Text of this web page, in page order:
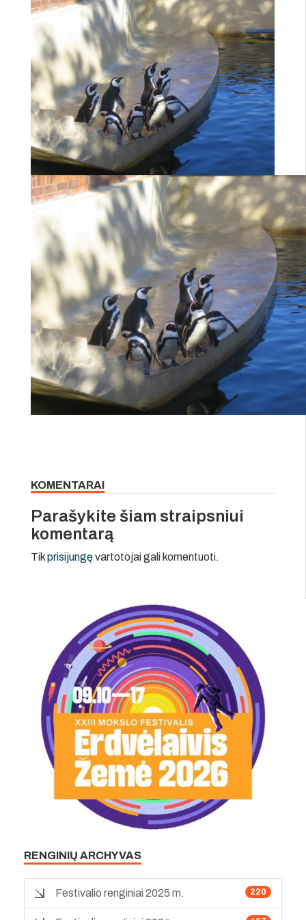
KOMENTARAI
Parašykite šiam straipsniui
komentarą
Tikprisijungęvartotojai gali komentuoti.
RENGINIŲ ARCHYVAS
220
Festivalio renginiai 2025 m.